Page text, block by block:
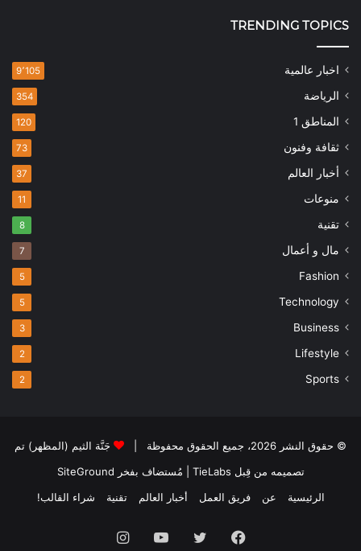
TRENDING TOPICS
اخبار عالمية 9٬105
الرياضة 354
المناطق 1 120
ثقافة وفنون 73
أخبار العالم 37
منوعات 11
تقنية 8
مال و أعمال 7
Fashion
5
Technology
5
Business
3
Lifestyle
2
Sports
2
© حقوق النشر 2026، جميع الحقوق محفوظة |
جَنَّة الثيم (المظهر) تم
تصميمه من قِبل TieLabs
| مُستضاف بفخر SiteGround
الرئيسية
عن فريق العمل أخبار العالم تقنية شراء القالب!
فيسبوك تويتر يوتيوب